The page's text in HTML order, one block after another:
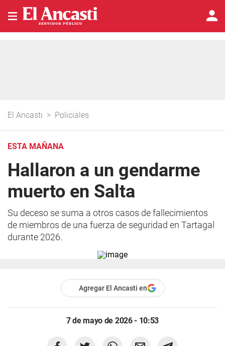
El Ancasti > Policiales
ESTA MAÑANA
Hallaron a un gendarme
muerto en Salta
Su deceso se suma a otros casos de fallecimientos
de miembros de una fuerza de seguridad en Tartagal
durante 2026.
Agregar El Ancasti en
7 de mayo de 2026 - 10:53